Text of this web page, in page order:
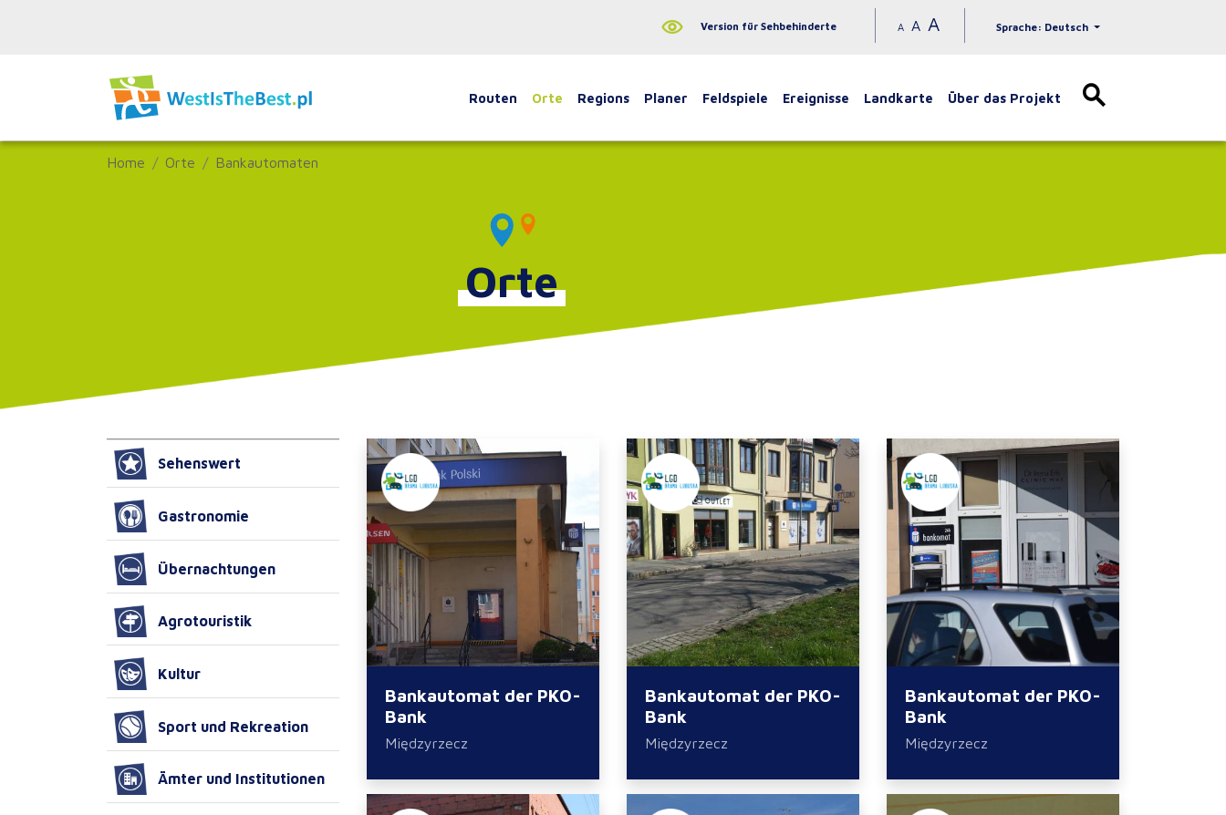
Version für Sehbehinderte A A A Sprache: Deutsch
Routen Orte Regions Planer Feldspiele Ereignisse Landkarte Über das Projekt
Home Orte Bankautomaten
Orte
Bankautomat der PKO-
Bank
Międzyrzecz
Bankautomat der PKO-
Bank
Międzyrzecz
Bankautomat der PKO-
Bank
Międzyrzecz
Sehenswert
Gastronomie
Übernachtungen
Agrotouristik
Kultur
Sport und Rekreation
Ämter und Institutionen